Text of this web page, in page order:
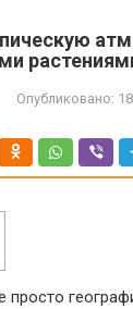
Опубликовано:
просто